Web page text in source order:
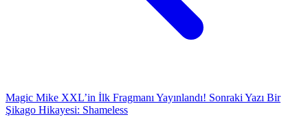
Magic Mike XXL’in İlk Fragmanı Yayınlandı! Sonraki Yazı Bir
Şikago Hikayesi: Shameless